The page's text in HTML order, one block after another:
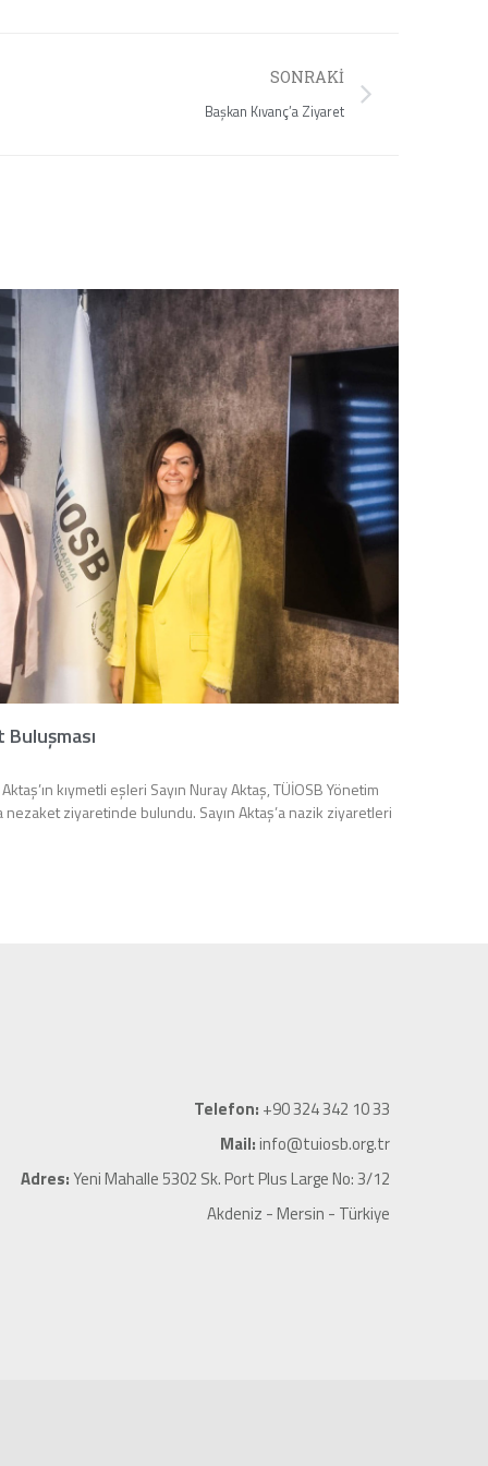
SONRAKI
Başkan Kıvanç’a Ziyaret
Buluşması
kıymetli eşleri Sayın Nuray Aktaş, TÜİOSB Yönetim
nezaket ziyaretinde bulundu. Sayın Aktaş’a nazik ziyaretleri
Telefon: +90 324 342 10 33
Mail:info@tuiosb.org.tr
Adres:Yeni Mahalle 5302 Sk. Port Plus Large No: 3/12
Akdeniz - Mersin - Türkiye